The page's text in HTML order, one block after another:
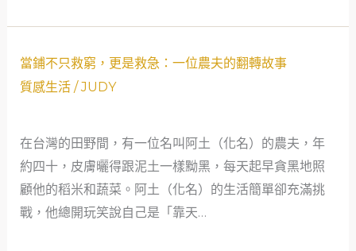
葬
儀
真
實
告
白
當鋪不只救窮，更是救急：一位農夫的翻轉故事
質感生活/JUDY
在台灣的田野間，有一位名叫阿土（化名）的農夫，年
約四十，皮膚曬得跟泥土一樣黝黑，每天起早貪黑地照
顧他的稻米和蔬菜。阿土（化名）的生活簡單卻充滿挑
戰，他總開玩笑說自己是「靠天…
當
鋪
救
窮，
更
是